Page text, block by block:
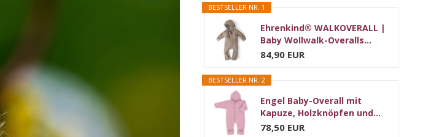
BESTSELLER NR. 1
Ehrenkind® WALKOVERALL |
Baby Wollwalk-Overalls...
84,90 EUR
BESTSELLER NR. 2
Engel Baby-Overall mit
Kapuze, Holzknöpfen und...
78,50 EUR